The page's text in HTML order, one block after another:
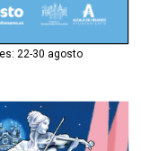
22-30 agosto